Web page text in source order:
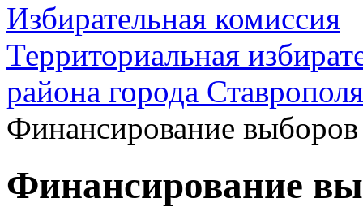
Избирательная комиссия
Территориальная
района города Ставрополя
Финансирование выборов
Финансирование